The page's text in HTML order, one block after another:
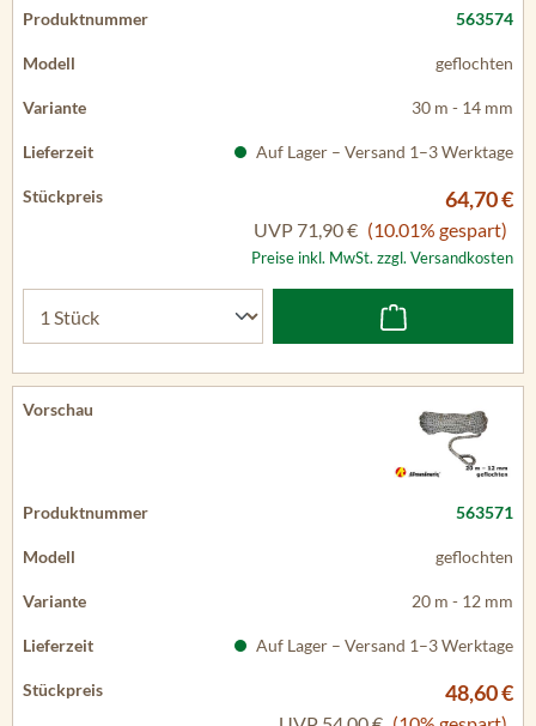
563574
geflochten
30 m - 14 mm
Auf Lager – Versand 1–3 Werktage
64,70 €
UVP 71,90 € (10.01% gespart)
Preise inkl. MwSt. zzgl. Versandkosten
563571
geflochten
20 m - 12 mm
Auf Lager – Versand 1–3 Werktage
48,60 €